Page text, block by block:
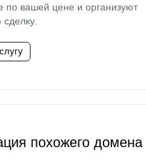
по вашей цене и организуют
похожего домена